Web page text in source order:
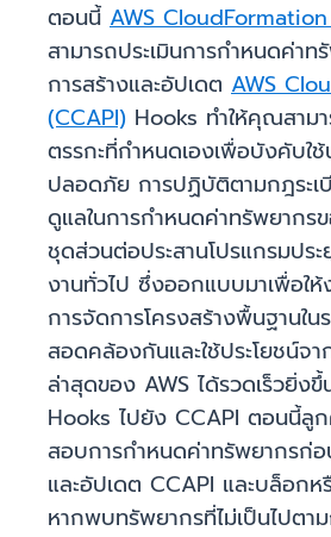
ตอนนี้ AWS
สามารถประเมินการกำหนดค่าท
การสร้างและอัปเดต AWS
(CCAPI) Hooks ทำให้คุณสาม
ตรรกะที่กำหนดเองเพื่อบังคับใ
ปลอดภัย การปฏิบัติตามกฎระเ
ดูแลในการกำหนดค่าทรัพยาก
ชุดส่วนต่อประสานโปรแกรมปร
งานทั่วไป ซึ่งออกแบบมาเพื่อใ
การจัดการโครงสร้างพื้นฐานใ
สอดคล้องกันและใช้ประโยชน์จา
ล่าสุดของ AWS ได้รวดเร็วยิ่ง
Hooks ไปยัง CCAPI ตอนนี้ลู
สอบการกำหนดค่าทรัพยากรก่อ
และอัปเดต CCAPI และบล็อกห
หากพบทรัพยากรที่ไม่เป็นไปตา